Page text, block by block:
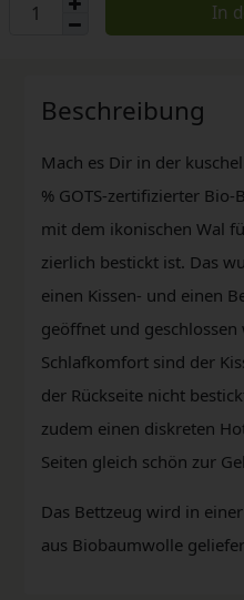
In
Beschreibung
Mach es Dir in der
% GOTS-zertifizierter
mit dem ikonischen Wal
zierlich bestickt ist. Das
einen Kissen- und einen
geöffnet und
Schlafkomfort sind der
der Rückseite nicht
zudem einen diskreten
Seiten gleich schön zur
Das Bettzeug wird in
aus Biobaumwolle